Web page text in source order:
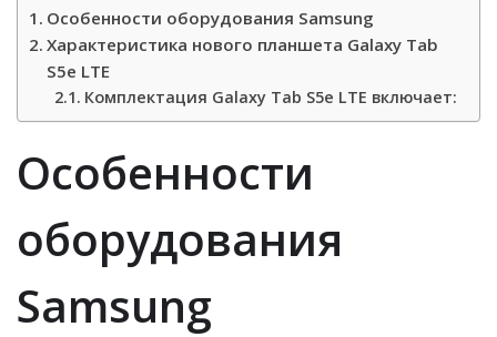
Особенности оборудования Samsung
Характеристика нового планшета Galaxy Tab
S5e LTE
Комплектация Galaxy Tab S5e LTE включает:
Особенности
оборудования
Samsung